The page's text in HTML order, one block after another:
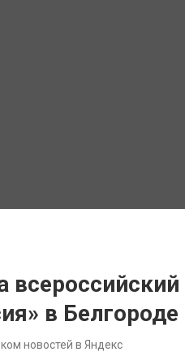
в Белгороде
новостей в Яндекс